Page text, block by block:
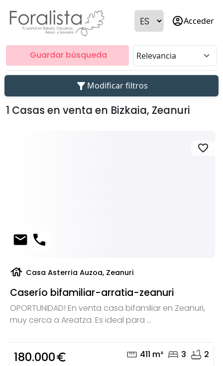
account_circleAcceder
Guardar búsqueda
filter_alt Modificar filtros
1 Casas en venta en Bizkaia, Zeanuri
favorite
mail phone
house Casa Asterria Auzoa, Zeanuri
Caserío bifamiliar-arratia-zeanuri
OPORTUNIDAD! En venta casa bifamiliar en Zeanuri,
muy cerca a Areatza. Es ideal para ...
180.000euro_symbol straighten 411 m² bed 3 bathtub 2